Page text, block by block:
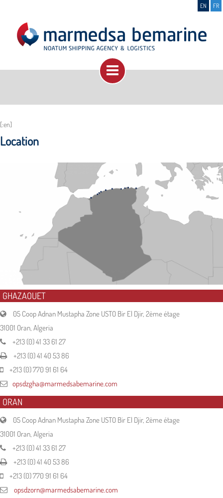
FR
EN
[:en]
Location
GHAZAOUET
05 Coop Adnan Mustapha Zone USTO Bir El Djir, 2ème étage
31001 Oran, Algeria
+213 (0) 41 33 61 27
+213 (0) 41 40 53 86
+213 (0) 770 91 61 64
opsdzgha@marmedsabemarine.com
ORAN
05 Coop Adnan Mustapha Zone USTO Bir El Djir, 2ème étage
31001 Oran, Algeria
+213 (0) 41 33 61 27
+213 (0) 41 40 53 86
+213 (0) 770 91 61 64
opsdzorn@marmedsabemarine.com